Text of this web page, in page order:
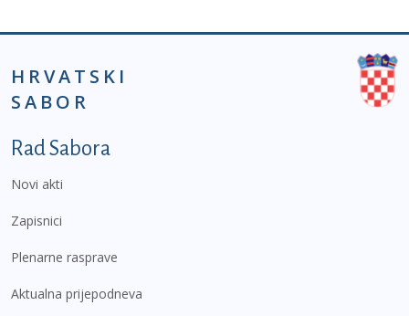
HRVATSKI
SABOR
Podnožje prvi izbornik
Rad Sabora
Novi akti
Zapisnici
Plenarne rasprave
Aktualna prijepodneva